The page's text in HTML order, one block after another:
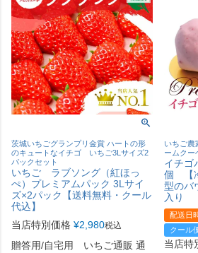
茨城いちごグランプリ金賞 ハートの形
のキュートなイチゴ いちご3Lサイズ2
パックセット
いちご ラブソング（紅ほっ
ぺ）プレミアムパック 3Lサイ
ズ×2パック【送料無料・クール
代込】
当店特別価格 ¥2,980税込
贈答用/自宅用 いちご通販 通
いちご農
ームクー
イチゴ
個 【
型のバ
入り
配送日
クール
当店特